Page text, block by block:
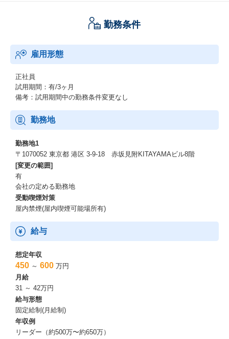
CA:キャリアアドバイザー（学生対応）
GS：マーケティング（集客対応）
I S：インサイドセールス（商談獲得）
RA：リクルーティングアドバイザー（企業対応）
OM：オペレーション（学生・企業の調整対応）
＝＝＝＝＝＝＝＝＝＝＝＝＝＝＝＝＝＝＝＝＝＝＝＝
仕事・事業
■会社概要
新卒紹介エージェントのパイオニアで、ITエンジニアを中心とし
た「新卒に特化」した人材ベンチャー企業です。
「採用にロマンを」をミッションに、業界１８年の独自のノウハ
ウや仕組み、学生・企業からの高い信用力で、新卒採用の市場に
とって本当に必要なものを創り上げてきました。
HR市場の「採用・就職」の可能性を広げられる新卒だからこそ、
こだわる理由であり、私たちの存在意義となっています。
現在は、就活生がIT（プログラミングスキル等）を無料で学べる
スクール型インターンシップ「TECH-BASE」を立ち上げたり、IT
エンジニア就活（新卒メディア事業）やイベントの企画・運営を
行うなど、今でも成長を続けています。
今後は、「知る」⇔「学ぶ」⇔「受かる」のトライアングルの事
業モデルを通して他社との差別化を強化し、より充実した・質の
高いサービスを展開しながら「ＩＴエンジニアのＮｏ．１のエー
ジェント」を目指していきます。
※トライアングルの事業モデル
【知る】
WEB媒体／ITエンジニア就活
勤務条件
雇用形態
正社員
試用期間：有/3ヶ月
備考：試用期間中の勤務条件変更なし
勤務地
勤務地1
〒1070052 東京都 港区 3-9-18 赤坂見附KITAYAMAビル8階
[変更の範囲]
有
会社の定める勤務地
受動喫煙対策
屋内禁煙(屋内喫煙可能場所有)
給与
想定年収
450 ～ 600 万円
月給
31 ～ 42万円
給与形態
固定給制(月給制)
年収例
リーダー（約500万〜約650万）